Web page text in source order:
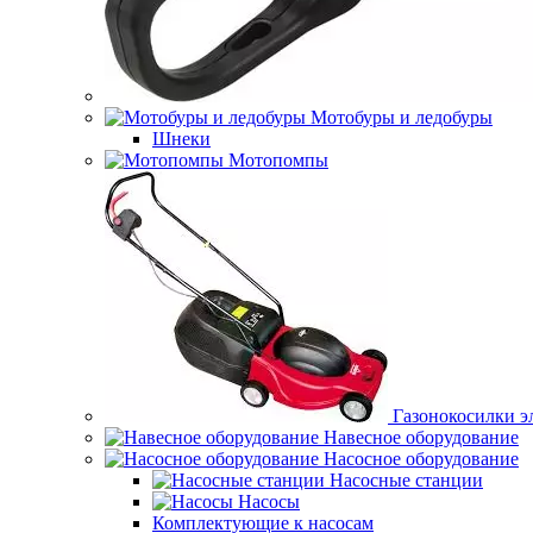
Мотобуры и ледобуры
Шнеки
Мотопомпы
Газонокосилки
Навесное оборудование
Насосное оборудование
Насосные станции
Насосы
Комплектующие к насосам